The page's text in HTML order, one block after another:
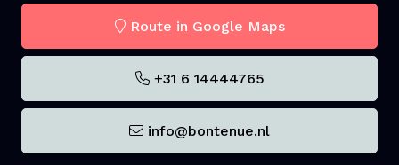
Route in Google Maps
+31 6 14444765
info@bontenue.nl